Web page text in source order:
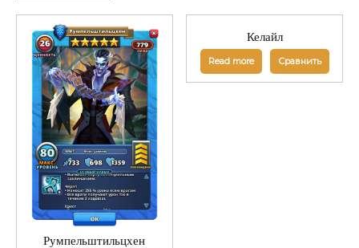
Румпельштильцхен
Келайл
Read more Сравнить